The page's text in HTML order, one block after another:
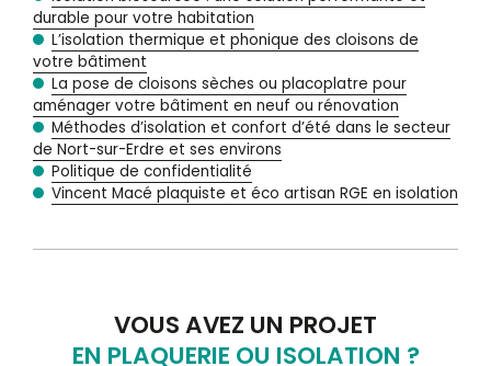
durable pour votre habitation
L’isolation thermique et phonique des cloisons de
votre bâtiment
La pose de cloisons sèches ou placoplatre pour
aménager votre bâtiment en neuf ou rénovation
Méthodes d’isolation et confort d’été dans le secteur
de Nort-sur-Erdre et ses environs
Politique de confidentialité
Vincent Macé plaquiste et éco artisan RGE en isolation
VOUS AVEZ UN PROJET
EN PLAQUERIE OU ISOLATION ?